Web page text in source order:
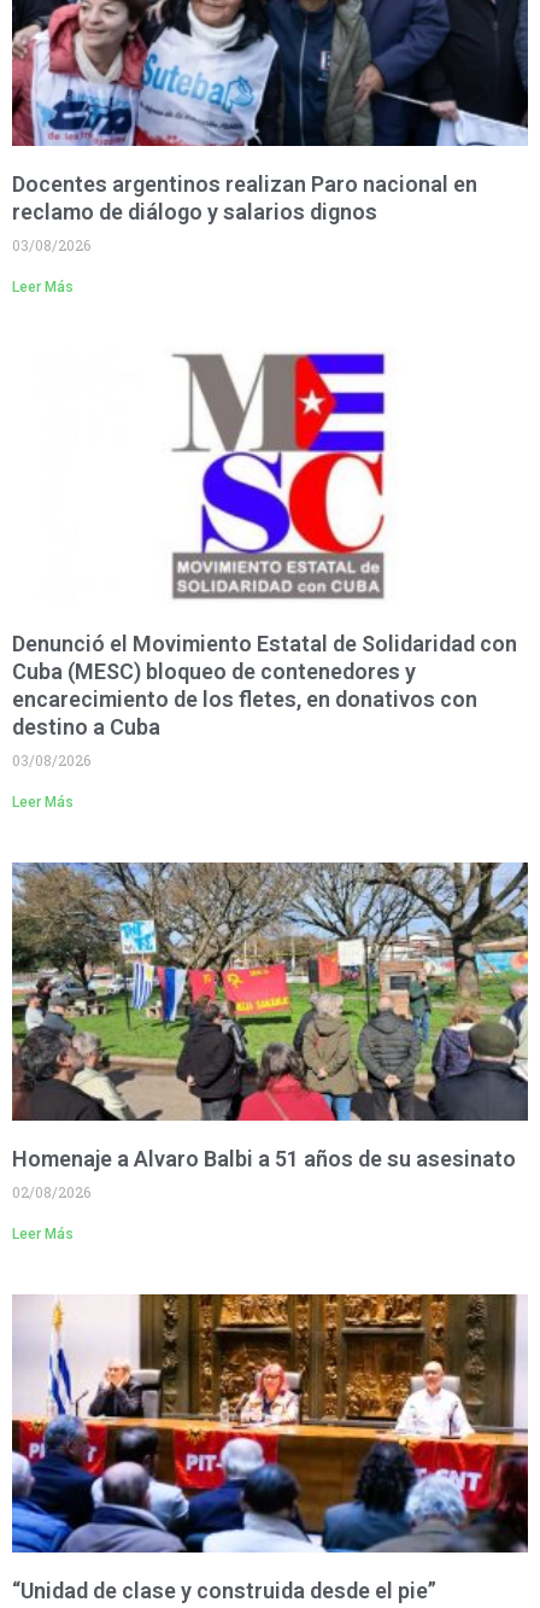
Docentes argentinos realizan Paro nacional en
reclamo de diálogo y salarios dignos
03/08/2026
Leer Más
Denunció el Movimiento Estatal de Solidaridad con
Cuba (MESC) bloqueo de contenedores y
encarecimiento de los fletes, en donativos con
destino a Cuba
03/08/2026
Leer Más
Homenaje a Alvaro Balbi a 51 años de su asesinato
02/08/2026
Leer Más
“Unidad de clase y construida desde el pie”